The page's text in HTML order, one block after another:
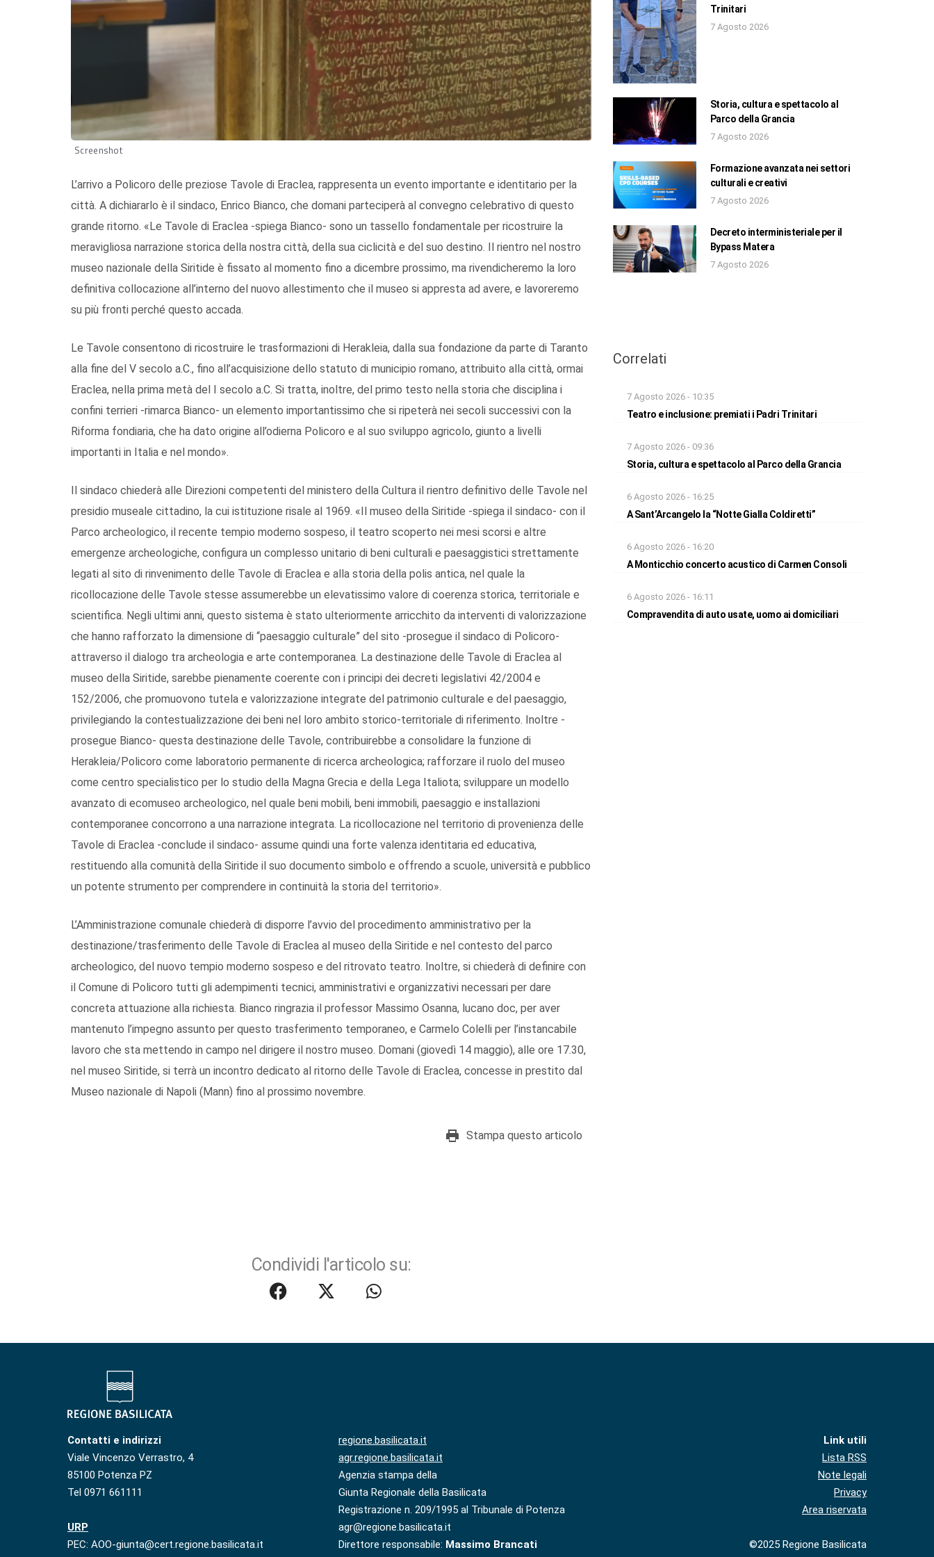
Screenshot
L’arrivo a Policoro delle preziose Tavole di Eraclea, rappresenta un evento importante e identitario per la
città. A dichiararlo è il sindaco, Enrico Bianco, che domani parteciperà al convegno celebrativo di questo
grande ritorno. «Le Tavole di Eraclea -spiega Bianco- sono un tassello fondamentale per ricostruire la
meravigliosa narrazione storica della nostra città, della sua ciclicità e del suo destino. Il rientro nel nostro
museo nazionale della Siritide è fissato al momento fino a dicembre prossimo, ma rivendicheremo la loro
definitiva collocazione all’interno del nuovo allestimento che il museo si appresta ad avere, e lavoreremo
su più fronti perché questo accada.
Le Tavole consentono di ricostruire le trasformazioni di Herakleia, dalla sua fondazione da parte di Taranto
alla fine del V secolo a.C., fino all’acquisizione dello statuto di municipio romano, attribuito alla città, ormai
Eraclea, nella prima metà del I secolo a.C. Si tratta, inoltre, del primo testo nella storia che disciplina i
confini terrieri -rimarca Bianco- un elemento importantissimo che si ripeterà nei secoli successivi con la
Riforma fondiaria, che ha dato origine all’odierna Policoro e al suo sviluppo agricolo, giunto a livelli
importanti in Italia e nel mondo».
Il sindaco chiederà alle Direzioni competenti del ministero della Cultura il rientro definitivo delle Tavole nel
presidio museale cittadino, la cui istituzione risale al 1969. «Il museo della Siritide -spiega il sindaco- con il
Parco archeologico, il recente tempio moderno sospeso, il teatro scoperto nei mesi scorsi e altre
emergenze archeologiche, configura un complesso unitario di beni culturali e paesaggistici strettamente
legati al sito di rinvenimento delle Tavole di Eraclea e alla storia della polis antica, nel quale la
ricollocazione delle Tavole stesse assumerebbe un elevatissimo valore di coerenza storica, territoriale e
scientifica. Negli ultimi anni, questo sistema è stato ulteriormente arricchito da interventi di valorizzazione
che hanno rafforzato la dimensione di “paesaggio culturale” del sito -prosegue il sindaco di Policoro-
attraverso il dialogo tra archeologia e arte contemporanea. La destinazione delle Tavole di Eraclea al
museo della Siritide, sarebbe pienamente coerente con i principi dei decreti legislativi 42/2004 e
152/2006, che promuovono tutela e valorizzazione integrate del patrimonio culturale e del paesaggio,
privilegiando la contestualizzazione dei beni nel loro ambito storico-territoriale di riferimento. Inoltre -
prosegue Bianco- questa destinazione delle Tavole, contribuirebbe a consolidare la funzione di
Herakleia/Policoro come laboratorio permanente di ricerca archeologica; rafforzare il ruolo del museo
come centro specialistico per lo studio della Magna Grecia e della Lega Italiota; sviluppare un modello
avanzato di ecomuseo archeologico, nel quale beni mobili, beni immobili, paesaggio e installazioni
contemporanee concorrono a una narrazione integrata. La ricollocazione nel territorio di provenienza delle
Tavole di Eraclea -conclude il sindaco- assume quindi una forte valenza identitaria ed educativa,
restituendo alla comunità della Siritide il suo documento simbolo e offrendo a scuole, università e pubblico
un potente strumento per comprendere in continuità la storia del territorio».
L’Amministrazione comunale chiederà di disporre l’avvio del procedimento amministrativo per la
destinazione/trasferimento delle Tavole di Eraclea al museo della Siritide e nel contesto del parco
archeologico, del nuovo tempio moderno sospeso e del ritrovato teatro. Inoltre, si chiederà di definire con
il Comune di Policoro tutti gli adempimenti tecnici, amministrativi e organizzativi necessari per dare
concreta attuazione alla richiesta. Bianco ringrazia il professor Massimo Osanna, lucano doc, per aver
mantenuto l’impegno assunto per questo trasferimento temporaneo, e Carmelo Colelli per l’instancabile
lavoro che sta mettendo in campo nel dirigere il nostro museo. Domani (giovedì 14 maggio), alle ore 17.30,
nel museo Siritide, si terrà un incontro dedicato al ritorno delle Tavole di Eraclea, concesse in prestito dal
Museo nazionale di Napoli (Mann) fino al prossimo novembre.
Stampa questo articolo
Condividi l'articolo su:
Trinitari
7 Agosto 2026
Storia, cultura e spettacolo al
Parco della Grancia
7 Agosto 2026
Formazione avanzata nei settori
culturali e creativi
7 Agosto 2026
Decreto interministeriale per il
Bypass Matera
7 Agosto 2026
Correlati
7 Agosto 2026 - 10:35
Teatro e inclusione: premiati i Padri Trinitari
7 Agosto 2026 - 09:36
Storia, cultura e spettacolo al Parco della Grancia
6 Agosto 2026 - 16:25
A Sant’Arcangelo la “Notte Gialla Coldiretti”
6 Agosto 2026 - 16:20
A Monticchio concerto acustico di Carmen Consoli
6 Agosto 2026 - 16:11
Compravendita di auto usate, uomo ai domiciliari
Contatti e indirizzi
Viale Vincenzo Verrastro, 4
85100 Potenza PZ
Tel 0971 661111
URP
PEC: AOO-giunta@cert.regione.basilicata.it
regione.basilicata.it
agr.regione.basilicata.it
Agenzia stampa della
Giunta Regionale della Basilicata
Registrazione n. 209/1995 al Tribunale di Potenza
agr@regione.basilicata.it
Direttore responsabile: Massimo Brancati
Link utili
Lista RSS
Note legali
Privacy
Area riservata
©2025 Regione Basilicata